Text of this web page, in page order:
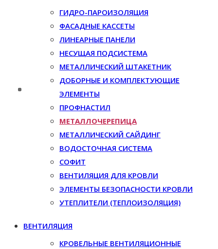
ГИДРО-ПАРОИЗОЛЯЦИЯ
ФАСАДНЫЕ КАССЕТЫ
ЛИНЕАРНЫЕ ПАНЕЛИ
НЕСУЩАЯ ПОДСИСТЕМА
МЕТАЛЛИЧЕСКИЙ ШТАКЕТНИК
ДОБОРНЫЕ И КОМПЛЕКТУЮЩИЕ
ЭЛЕМЕНТЫ
ПРОФНАСТИЛ
МЕТАЛЛОЧЕРЕПИЦА
МЕТАЛЛИЧЕСКИЙ САЙДИНГ
ВОДОСТОЧНАЯ СИСТЕМА
СОФИТ
ВЕНТИЛЯЦИЯ ДЛЯ КРОВЛИ
ЭЛЕМЕНТЫ БЕЗОПАСНОСТИ КРОВЛИ
УТЕПЛИТЕЛИ (ТЕПЛОИЗОЛЯЦИЯ)
ВЕНТИЛЯЦИЯ
КРОВЕЛЬНЫЕ ВЕНТИЛЯЦИОННЫЕ